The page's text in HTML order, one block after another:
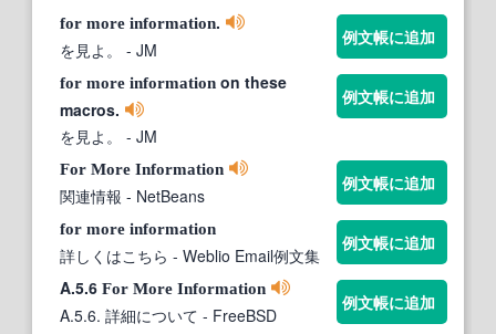
for more information.
を見よ。
- JM
例文帳に追加
for more information on these
macros.
を見よ。
- JM
例文帳に追加
For More Information
関連情報 - NetBeans
例文帳に追加
for more information
詳しくはこちら - Weblio Email例文集
例文帳に追加
A.5.6 For More Information
A.5.6. 詳細について - FreeBSD
例文帳に追加